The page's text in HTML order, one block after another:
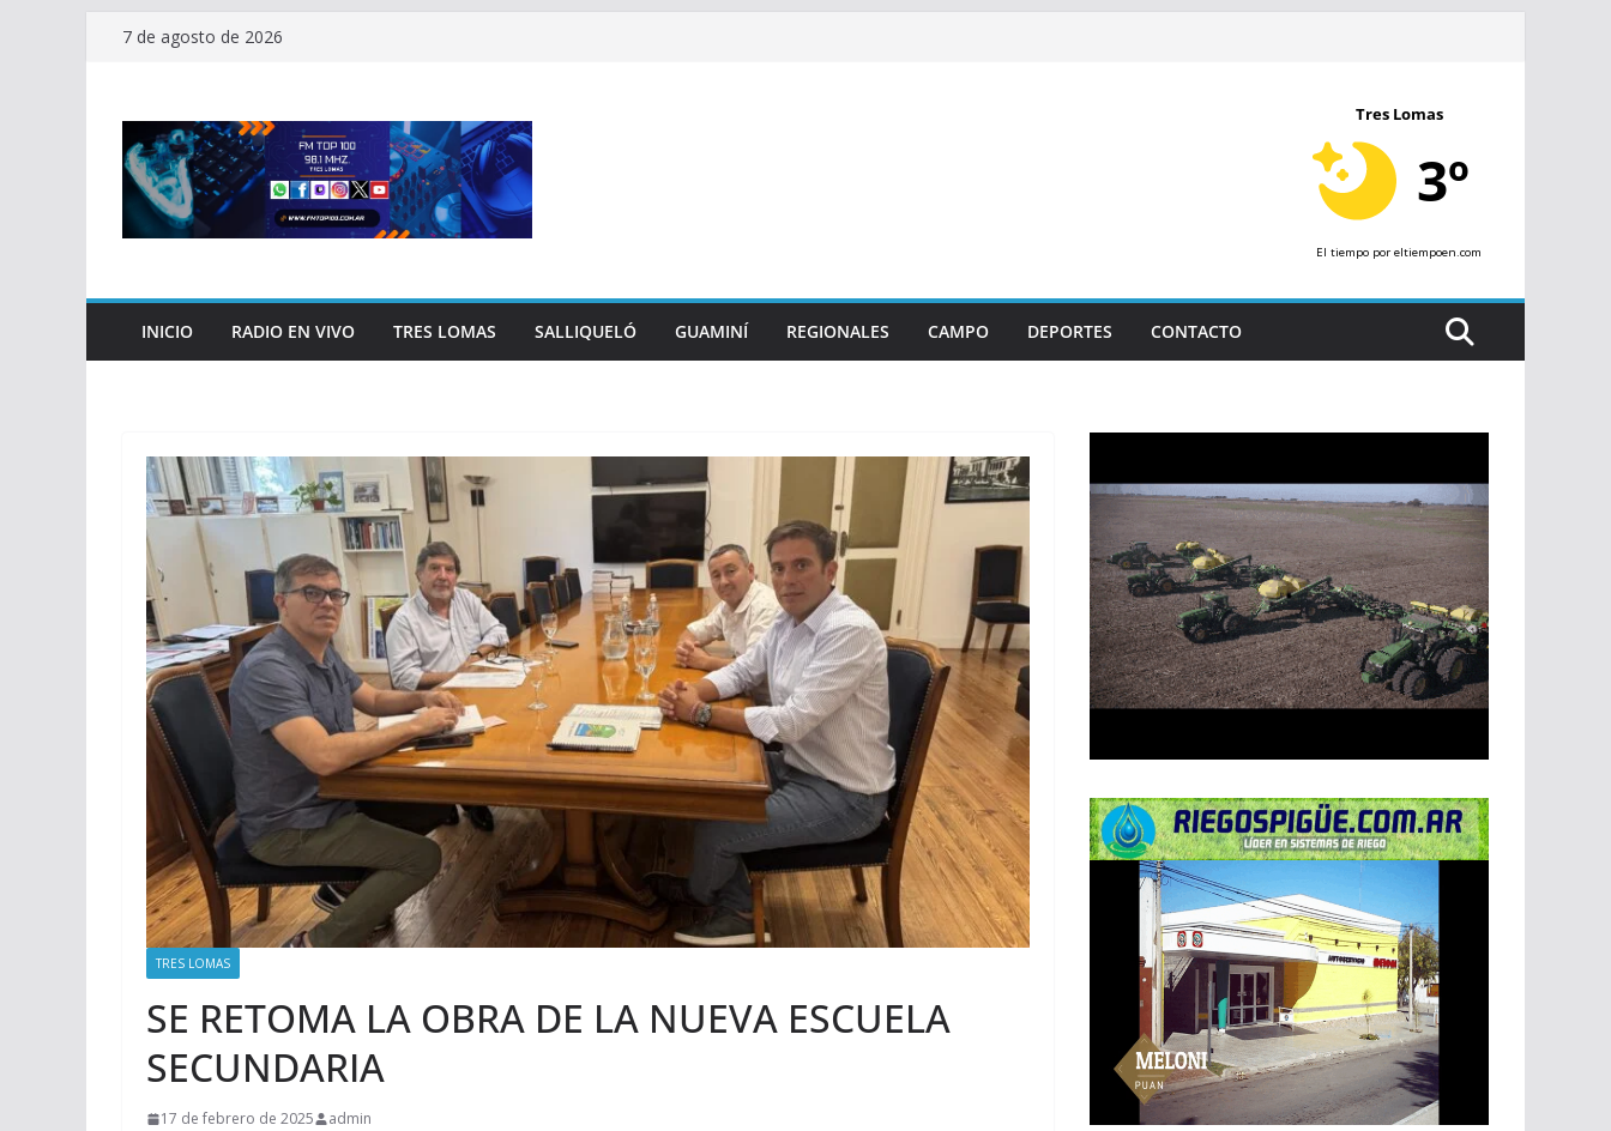
Saltar7 de agosto de 2026
Tres Lomas
3º
El tiempo por eltiempoen.com
INICIO RADIO EN VIVO TRES LOMAS SALLIQUELÓ GUAMINÍ REGIONALES CAMPO DEPORTES CONTACTO
TRES LOMAS
SE RETOMA LA OBRA DE LA NUEVA ESCUELA
SECUNDARIA
17 de febrero de 2025 admin